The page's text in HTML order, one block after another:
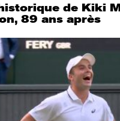
de Kiki
89 ans après